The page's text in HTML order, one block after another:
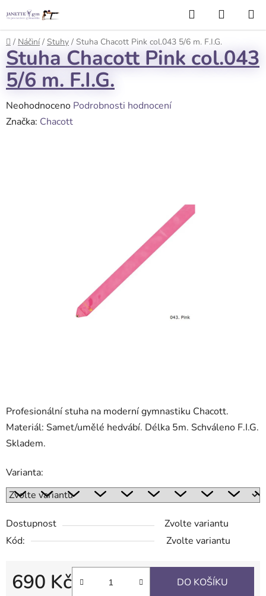
na
obsah
Hledat
KOŠÍK
Domů
/ Náčiní / Stuhy / Stuha Chacott Pink col.043 5/6 m. F.I.G.
Profesionální stuha na moderní gymnastiku Chacott.
Materiál: Samet/umělé hedvábí. Délka 5m. Schváleno F.I.G.
Skladem.
Varianta:
Dostupnost
Zvolte variantu
Kód:
Zvolte variantu
690 Kč DO KOŠÍKU
Stuha Chacott Pink col.043
5/6 m. F.I.G.
Průměrné
hodnocení
Neohodnoceno Podrobnosti hodnocení
Značka: Chacott